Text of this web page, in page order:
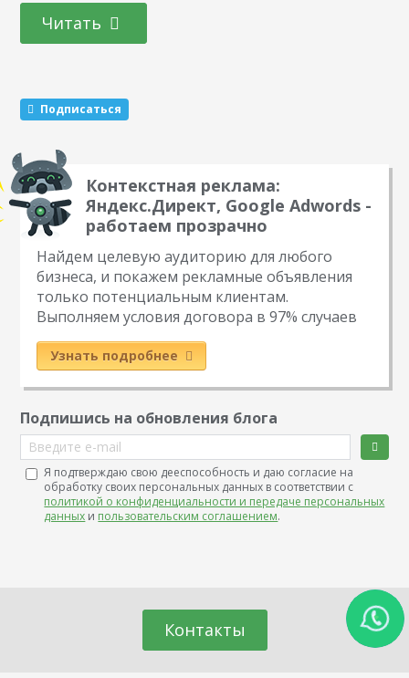
Органический трафик (ОТ) — это посетители,
приходящие через бесплатную выдачу поисковой
Читать
Подписаться
Контекстная реклама:
Яндекс.Директ, Google Adwords -
работаем прозрачно
Найдем целевую аудиторию для любого
бизнеса, и покажем рекламные объявления
только потенциальным клиентам.
Выполняем условия договора в 97% случаев
Узнать подробнее
Подпишись на обновления блога
Введите e-mail
Я подтверждаю свою дееспособность и даю согласие на
обработку своих персональных данных в соответствии с
политикой о конфиденциальности и передаче персональных
данных и пользовательским соглашением.
Контакты